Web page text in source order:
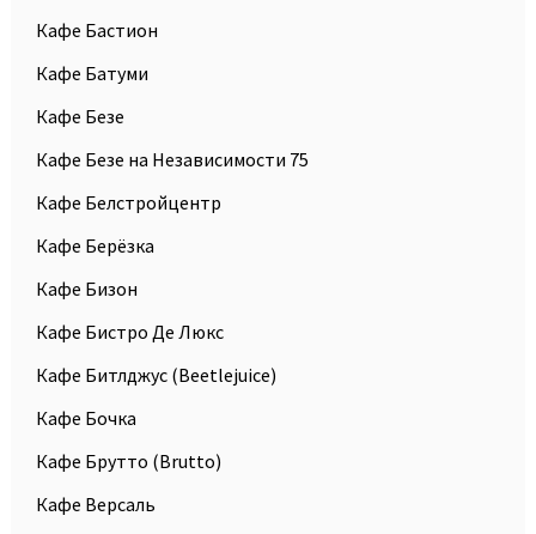
Кафе Бастион
Кафе Батуми
Кафе Безе
Кафе Безе на Независимости 75
Кафе Белстройцентр
Кафе Берёзка
Кафе Бизон
Кафе Бистро Де Люкс
Кафе Битлджус (Beetlejuice)
Кафе Бочка
Кафе Брутто (Brutto)
Кафе Версаль